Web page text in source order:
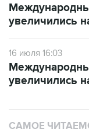
увеличились
16 июля 16:03
увеличились
САМОЕ